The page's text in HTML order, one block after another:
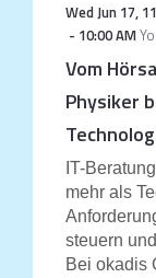
Wed Jun 17,
- 10:00 AM
Vom
Physiker
IT-
mehr als
steuern
Bei okadis